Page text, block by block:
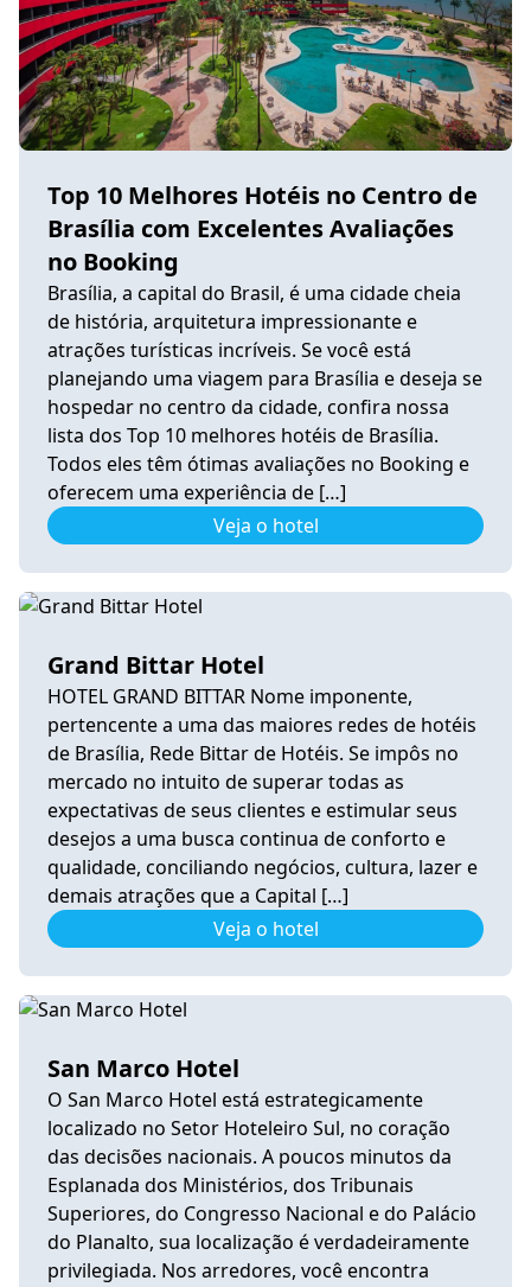
Top 10 Melhores Hotéis no Centro de
Brasília com Excelentes Avaliações
no Booking
Brasília, a capital do Brasil, é uma cidade cheia
de história, arquitetura impressionante e
atrações turísticas incríveis. Se você está
planejando uma viagem para Brasília e deseja se
hospedar no centro da cidade, confira nossa
lista dos Top 10 melhores hotéis de Brasília.
Todos eles têm ótimas avaliações no Booking e
oferecem uma experiência de […]
Veja o hotel
Grand Bittar Hotel
HOTEL GRAND BITTAR Nome imponente,
pertencente a uma das maiores redes de hotéis
de Brasília, Rede Bittar de Hotéis. Se impôs no
mercado no intuito de superar todas as
expectativas de seus clientes e estimular seus
desejos a uma busca continua de conforto e
qualidade, conciliando negócios, cultura, lazer e
demais atrações que a Capital […]
Veja o hotel
San Marco Hotel
O San Marco Hotel está estrategicamente
localizado no Setor Hoteleiro Sul, no coração
das decisões nacionais. A poucos minutos da
Esplanada dos Ministérios, dos Tribunais
Superiores, do Congresso Nacional e do Palácio
do Planalto, sua localização é verdadeiramente
privilegiada. Nos arredores, você encontra